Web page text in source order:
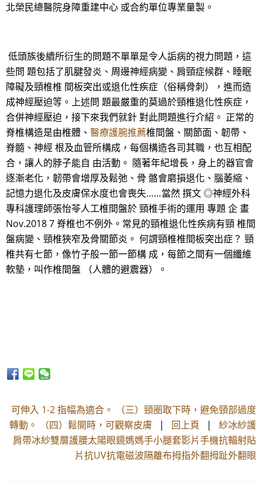
北榮民總醫院身障重建中心 或合約單位專業量製。
低頭族後續所衍生的問題不單單是令人詬病的視力問題，這
些問 題包括了肌腱發炎、周邊神經病變、肩頸症候群、睡眠
障礙及頸椎椎 間板突出或退化性疾症（俗稱骨刺），進而造
成神經壓迫等。上述問 題最嚴重的莫過於頸椎退化性疾症，
合併神經壓迫，接下來我們就針 對此問題進行介紹。 正常的
脊椎構造是由椎體、 醫療護腕推薦椎間盤、關節面、韌帶、
脊髓、神經 根及血管所構成，每個構造各司其職，也互相配
合，讓人的脖子能自 由活動。 隨著年紀增長，身上的器官會
逐漸老化，韌帶會增厚及鬆弛、骨 骼會磨損退化、腦萎縮、
記憶力退化及皮膚保水度也會喪失……當然 撰文 ◎神經外科
專科護理師張怡苓人工椎間盤於 頸椎手術的運用 專題 企 畫
Nov.2018 7 脊椎也不例外。常見的頸椎退化性疾病有頸 椎間
盤病變、頸椎狹窄及骨關節炎。 何謂頸椎椎間板突出症？ 頸
椎共有七節，像竹子般一節一節構 成，每節之間有一個纖維
軟墊，叫作椎間盤 （人體的避震器）。
可伸入 1-2 指幅為適合。 （三）頸圈取下時，避免頸部過度
轉動。 （四）鬆開時，可觀察皮膚 | 回上頁 | 紗冰紗護
肩帶冰紗雙層護腰太陽眼鏡媽媽手小腿套影片手機抗輻射貼
片抗UV抗電磁波隔離布拇指外翻拇趾外翻眼